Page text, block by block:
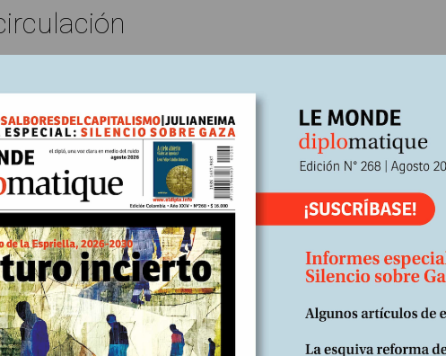
2025 Escrito por: Stephen Campbell Edición Nº251
los trabajadores resisten
militar que gobierna Myanmar desde el golpe de Estado en febrero de 2021
derrotas y deserciones. Desde hace un año, una ofensiva liderada por
con apoyo popular, viene tomando el control de gran parte del
Suscríbase https://libreria.desdeabajo.info/index.php?
product&product_id=180&search=suscri